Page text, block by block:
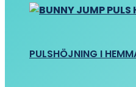
PULSHÖJNING I